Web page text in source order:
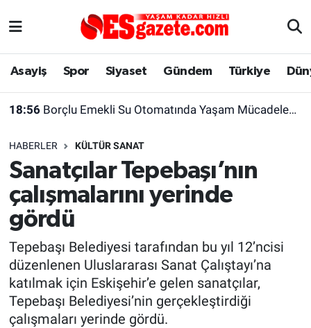
Asayiş Spor Siyaset Gündem Türkiye
18:56 Borçlu Emekli Su Otomatında Yaşam Mücadelesi Veriyor
HABERLER KÜLTÜR SANAT
Sanatçılar Tepebaşı’nın
çalışmalarını yerinde
gördü
Tepebaşı Belediyesi tarafından bu yıl 12’ncisi
düzenlenen Uluslararası Sanat Çalıştayı’na
katılmak için Eskişehir’e gelen sanatçılar,
Tepebaşı Belediyesi’nin gerçekleştirdiği
çalışmaları yerinde gördü.
Asayiş
Gündem
Türkiye
Dünya
Sağlık
Alış-Veriş/İş dünyası
Yaşam
Eskişehirspor Arşivi
Eskişehir Arşivi
Röportaj
Ekonomi
Kültür Sanat
Eskişehir Nöbetçi Eczaneler
Süper Lig Puan Durumu ve Fikstür
Tüm Manşetler
Son Dakika Haberleri
Haber Arşivi